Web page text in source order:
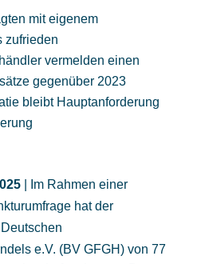
mit eigenem
zufrieden
vermelden einen
gegenüber 2023
bleibt Hauptanforderung
| Im Rahmen einer
hat der
e.V. (BV GFGH) von 77